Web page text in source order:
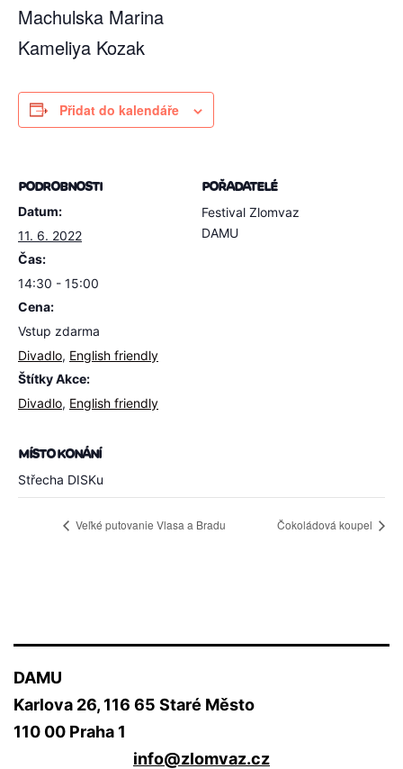
Machulska Marina
Kameliya Kozak
Přidat do kalendáře
PODROBNOSTI
Datum:
11. 6. 2022
Čas:
14:30 - 15:00
Cena:
Vstup zdarma
Divadlo, English friendly
Štítky Akce:
Divadlo, English friendly
POŘADATELÉ
Festival Zlomvaz
DAMU
MÍSTO KONÁNÍ
Střecha DISKu
Veľké putovanie Vlasa a Bradu Čokoládová koupel
DAMU
Karlova 26, 116 65 Staré Město
110 00 Praha 1
info@zlomvaz.cz